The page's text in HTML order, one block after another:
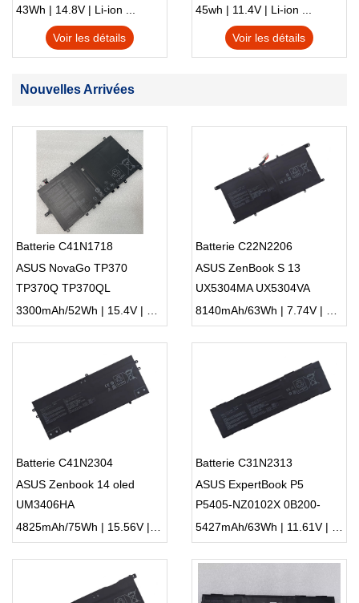
S230u Twist
43Wh | 14.8V | Li-ion ...
Voir les détails
45wh | 11.4V | Li-ion ...
Voir les détails
Nouvelles Arrivées
Batterie C41N1718
ASUS NovaGo TP370
TP370Q TP370QL
3300mAh/52Wh | 15.4V | Li-ion ...
Batterie C22N2206
ASUS ZenBook S 13
UX5304MA UX5304VA
8140mAh/63Wh | 7.74V | Li-ion ...
Batterie C41N2304
ASUS Zenbook 14 oled
UM3406HA
4825mAh/75Wh | 15.56V | Li-ion ...
Batterie C31N2313
ASUS ExpertBook P5
P5405-NZ0102X 0B200-
04580000
5427mAh/63Wh | 11.61V | Li-ion ...